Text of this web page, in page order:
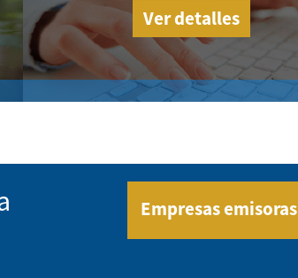
Ver detalles
Empresas emisoras